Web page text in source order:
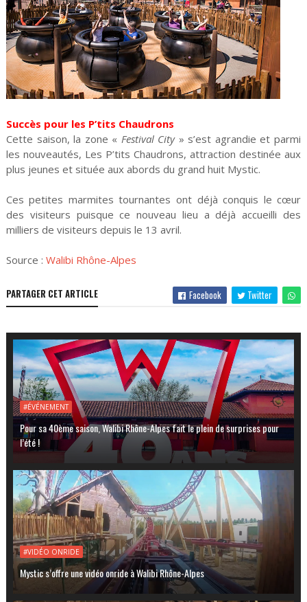
Succès pour les P’tits Chaudrons
Cette saison, la zone « Festival City» s’est agrandie et parmi
les nouveautés, Les P’tits Chaudrons, attraction destinée aux
plus jeunes et située aux abords du grand huit Mystic.
Ces petites marmites tournantes ont déjà conquis le cœur
des visiteurs puisque ce nouveau lieu a déjà accueilli des
milliers de visiteurs depuis le 13 avril.
Source : Walibi Rhône-Alpes
PARTAGER CET ARTICLE Facebook Twitter
#ÉVÉNEMENT
Pour sa 40ème saison, Walibi Rhône-Alpes fait le plein de surprises pour
l’été !
#VIDÉO ONRIDE
Mystic s’offre une vidéo onride à Walibi Rhône-Alpes